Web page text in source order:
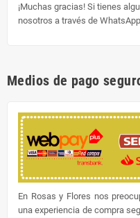
¡Muchas gracias! Si tienes
nosotros a través de
Medios de pago
En Rosas y Flores nos
una experiencia de compra